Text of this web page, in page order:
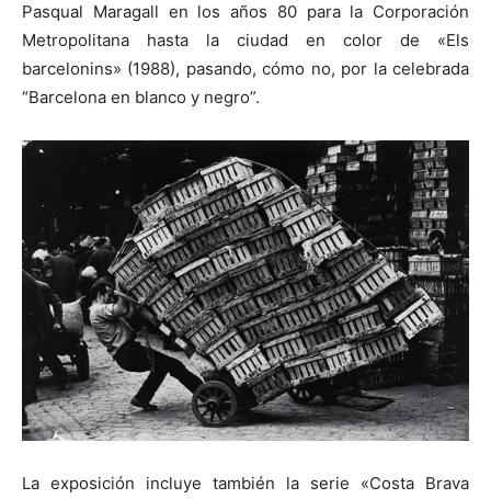
Pasqual Maragall en los años 80 para la Corporación
Metropolitana hasta la ciudad en color de «Els
barcelonins» (1988), pasando, cómo no, por la celebrada
“Barcelona en blanco y negro”.
La exposición incluye también la serie «Costa Brava